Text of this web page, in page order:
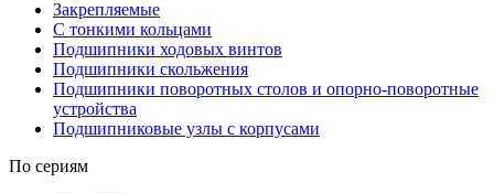
Закрепляемые
С тонкими кольцами
Подшипники ходовых винтов
Подшипники скольжения
Подшипники поворотных столов и опорно-поворотные
устройства
Подшипниковые узлы с корпусами
По сериям